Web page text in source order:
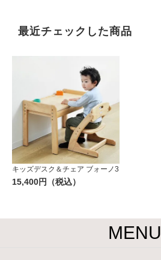
最近チェックした商品
キッズデスク＆チェア ブォーノ3
15,400円（税込）
MENU